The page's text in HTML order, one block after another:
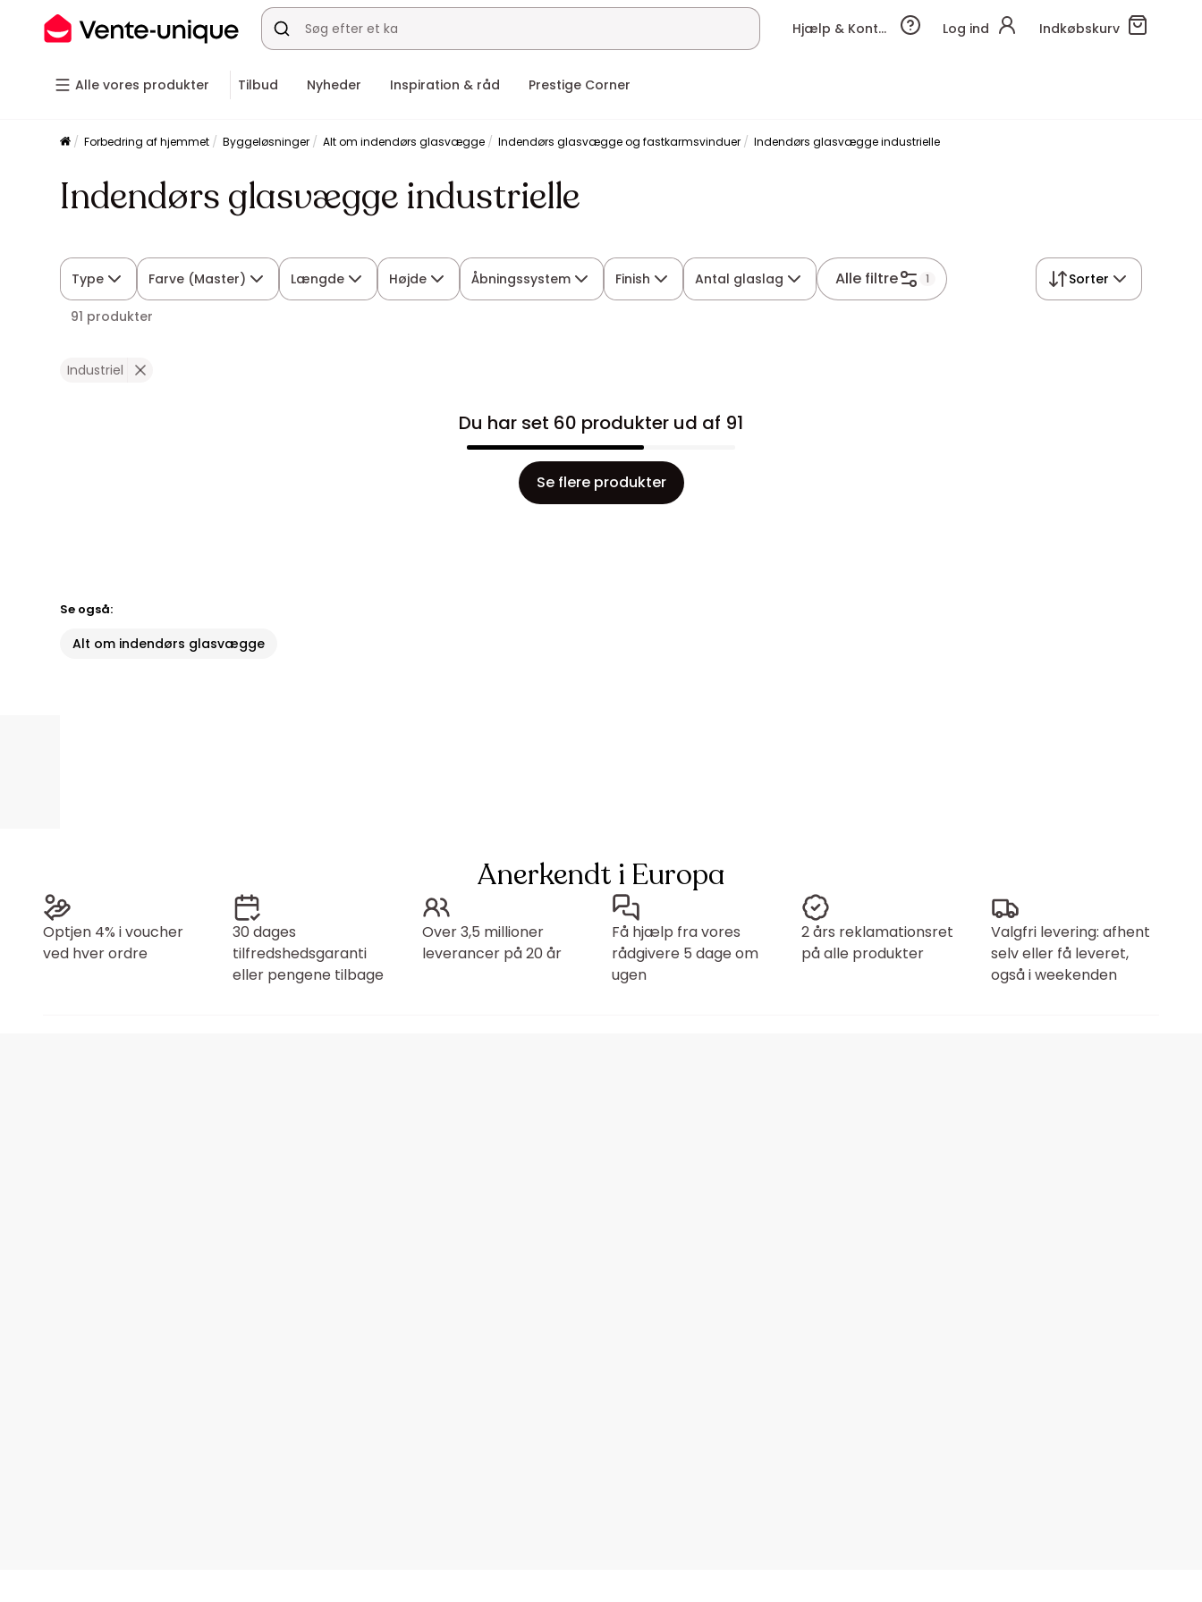
Hjælp & Kontakt Log ind Indkøbskurv
Alle vores produkter Tilbud Nyheder Inspiration & råd Prestige Corner
Forbedring af hjemmet Byggeløsninger Alt om indendørs glasvægge Indendørs glasvægge og fastkarmsvinduer Indendørs glasvægge industrielle
Indendørs glasvægge industrielle
Type Farve (Master) Længde Højde Åbningssystem Finish Antal glaslag Alle filtre 1 Sorter
91 produkter
Industriel
Du har set 60 produkter ud af 91
Se flere produkter
Se også:
Alt om indendørs glasvægge
Anerkendt i Europa
Optjen 4% i voucher
ved hver ordre
30 dages
tilfredshedsgaranti
eller pengene tilbage
Over 3,5 millioner
leverancer på 20 år
Få hjælp fra vores
rådgivere 5 dage om
ugen
2 års reklamationsret
på alle produkter
Valgfri levering: afhent
selv eller få leveret,
også i weekenden